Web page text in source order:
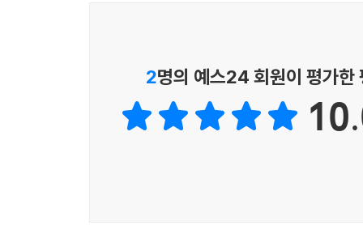
2명의 예스24 회원이 평가한